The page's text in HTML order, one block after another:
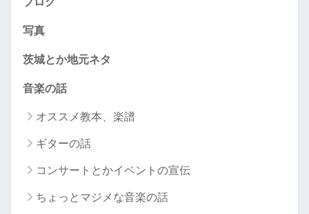
写真
茨城とか地元ネタ
音楽の話
オススメ教本、楽譜
ギターの話
コンサートとかイベントの宣伝
ちょっとマジメな音楽の話